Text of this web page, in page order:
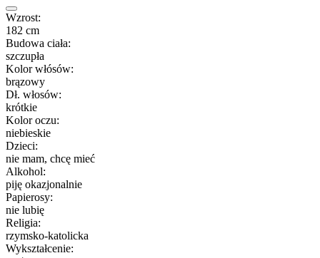
Wzrost:
182 cm
Budowa ciała:
szczupła
Kolor włósów:
brązowy
Dł. włosów:
krótkie
Kolor oczu:
niebieskie
Dzieci:
nie mam, chcę mieć
Alkohol:
piję okazjonalnie
Papierosy:
nie lubię
Religia:
rzymsko-katolicka
Wykształcenie: